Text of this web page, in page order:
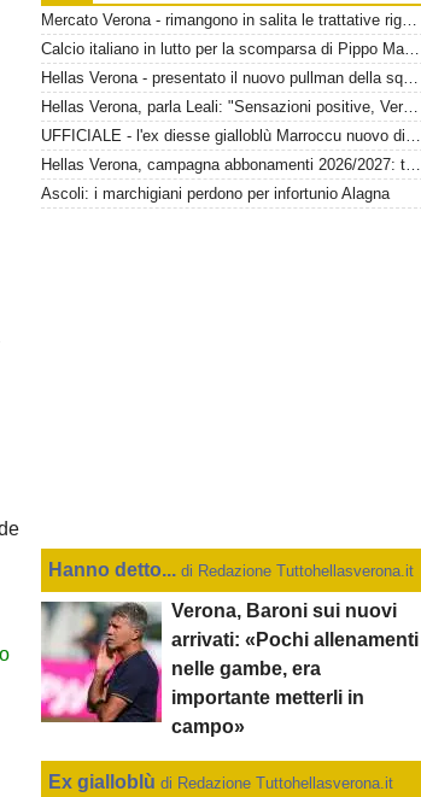
Mercato Verona - rimangono in salita le trattative riguardanti Montipò e Segre
Calcio italiano in lutto per la scomparsa di Pippo Marchioro
Hellas Verona - presentato il nuovo pullman della squadra gialloblù
Hellas Verona, parla Leali: "Sensazioni positive, Verona un ambiente dove si può lavorare bene"
UFFICIALE - l'ex diesse gialloblù Marroccu nuovo direttore generale della Reggina
Hellas Verona, campagna abbonamenti 2026/2027: toccata quota 11mila
Ascoli: i marchigiani perdono per infortunio Alagna
Hanno detto... di Redazione Tuttohellasverona.it
Verona, Baroni sui nuovi
arrivati: «Pochi allenamenti
nelle gambe, era
importante metterli in
campo»
Ex gialloblùdi Redazione Tuttohellasverona.it